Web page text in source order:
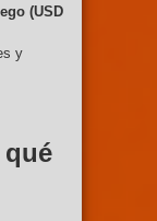
(USD
y